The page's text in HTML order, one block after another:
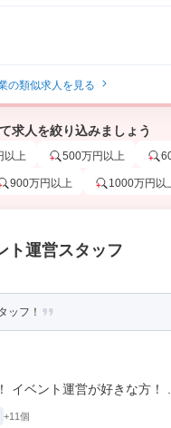
の類似求人を見る
求人を絞り込みましょう
以上 500万円以上
900万円以上 1000万円以
ト運営スタッフ
ッフ！
イベント運営が好きな方！ ...
+11個